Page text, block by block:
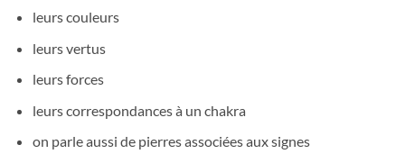
leurs couleurs
leurs vertus
leurs forces
leurs correspondances à un chakra
on parle aussi de pierres associées aux signes